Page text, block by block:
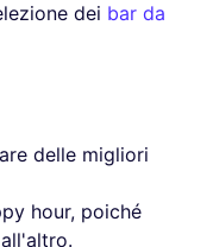
dei bar da
delle migliori
hour, poiché